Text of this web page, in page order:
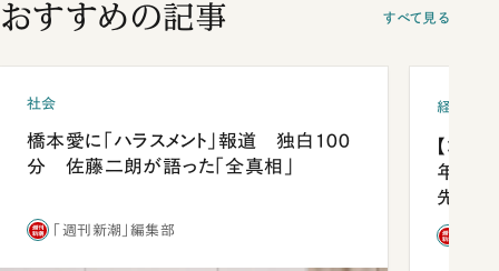
おすすめの記事 すべて見る
社会
橋本愛に「ハラスメント」報道 独白100
分 佐藤二朗が語った「全真相」
「週刊新潮」編集部
経済・ビ
【コン
年会は
先1位